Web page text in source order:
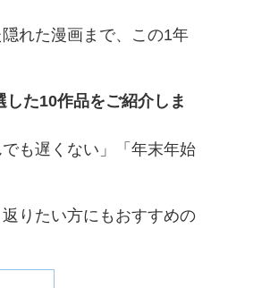
れた漫画まで、この1年
た10作品をご紹介しま
も遅くない」「年末年始
りたい方にもおすすめの